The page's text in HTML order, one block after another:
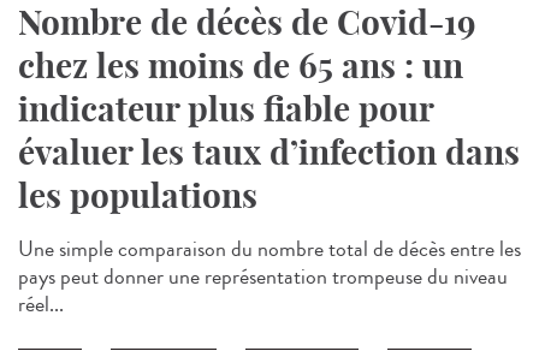
Nombre de décès de Covid-19
chez les moins de 65 ans : un
indicateur plus fiable pour
évaluer les taux d’infection dans
les populations
Une simple comparaison du nombre total de décès entre les
pays peut donner une représentation trompeuse du niveau
réel...